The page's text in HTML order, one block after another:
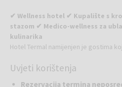
✔ Wellness hotel ✔ Kupalište s
stazom ✔ Medico-wellness za
kulinarika
Hotel Termal namijenjen je gostima
Thermalium, čije su usluge vezane uz
Uvjeti korištenja
Rezervacija termina